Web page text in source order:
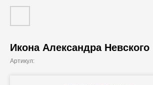
Икона Александра Невского
Артикул: